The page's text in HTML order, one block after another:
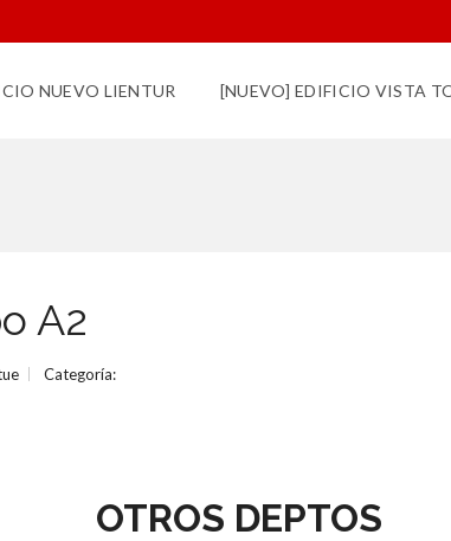
NUEVO LIENTUR [NUEVO] EDIFICIO VISTA
A2
Categoría:
OTROS DEPTOS